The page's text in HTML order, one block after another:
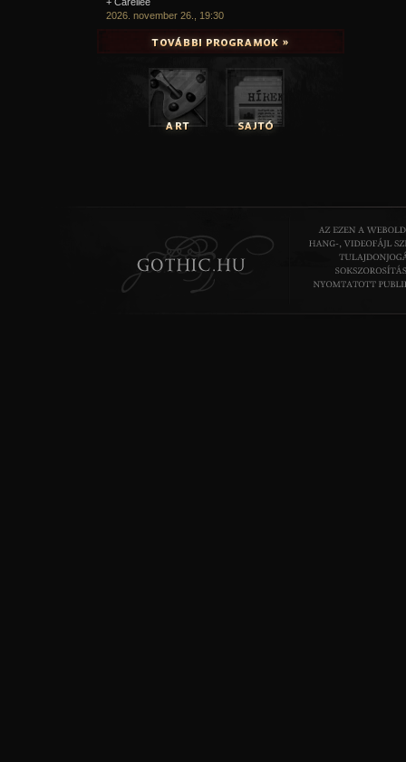
2026. november 26., 19:30